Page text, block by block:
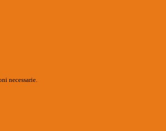
necessarie.